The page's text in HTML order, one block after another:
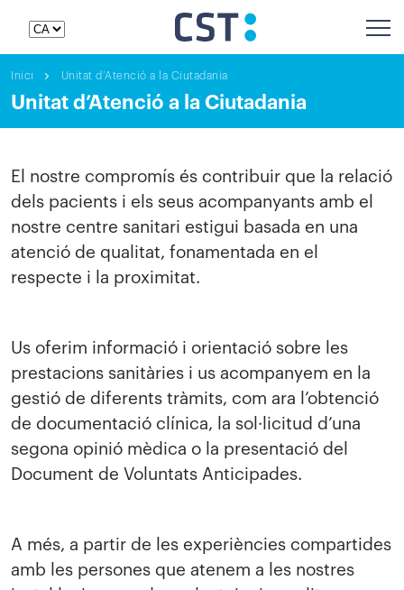
Inici Unitat d’Atenció a la Ciutadania
Unitat d’Atenció a la Ciutadania
El nostre compromís és contribuir que la relació
dels pacients i els seus acompanyants amb el
nostre centre sanitari estigui basada en una
atenció de qualitat, fonamentada en el
respecte i la proximitat.
Us oferim informació i orientació sobre les
prestacions sanitàries i us acompanyem en la
gestió de diferents tràmits, com ara l’obtenció
de documentació clínica, la sol·licitud d’una
segona opinió mèdica o la presentació del
Document de Voluntats Anticipades.
A més, a partir de les experiències compartides
amb les persones que atenem a les nostres